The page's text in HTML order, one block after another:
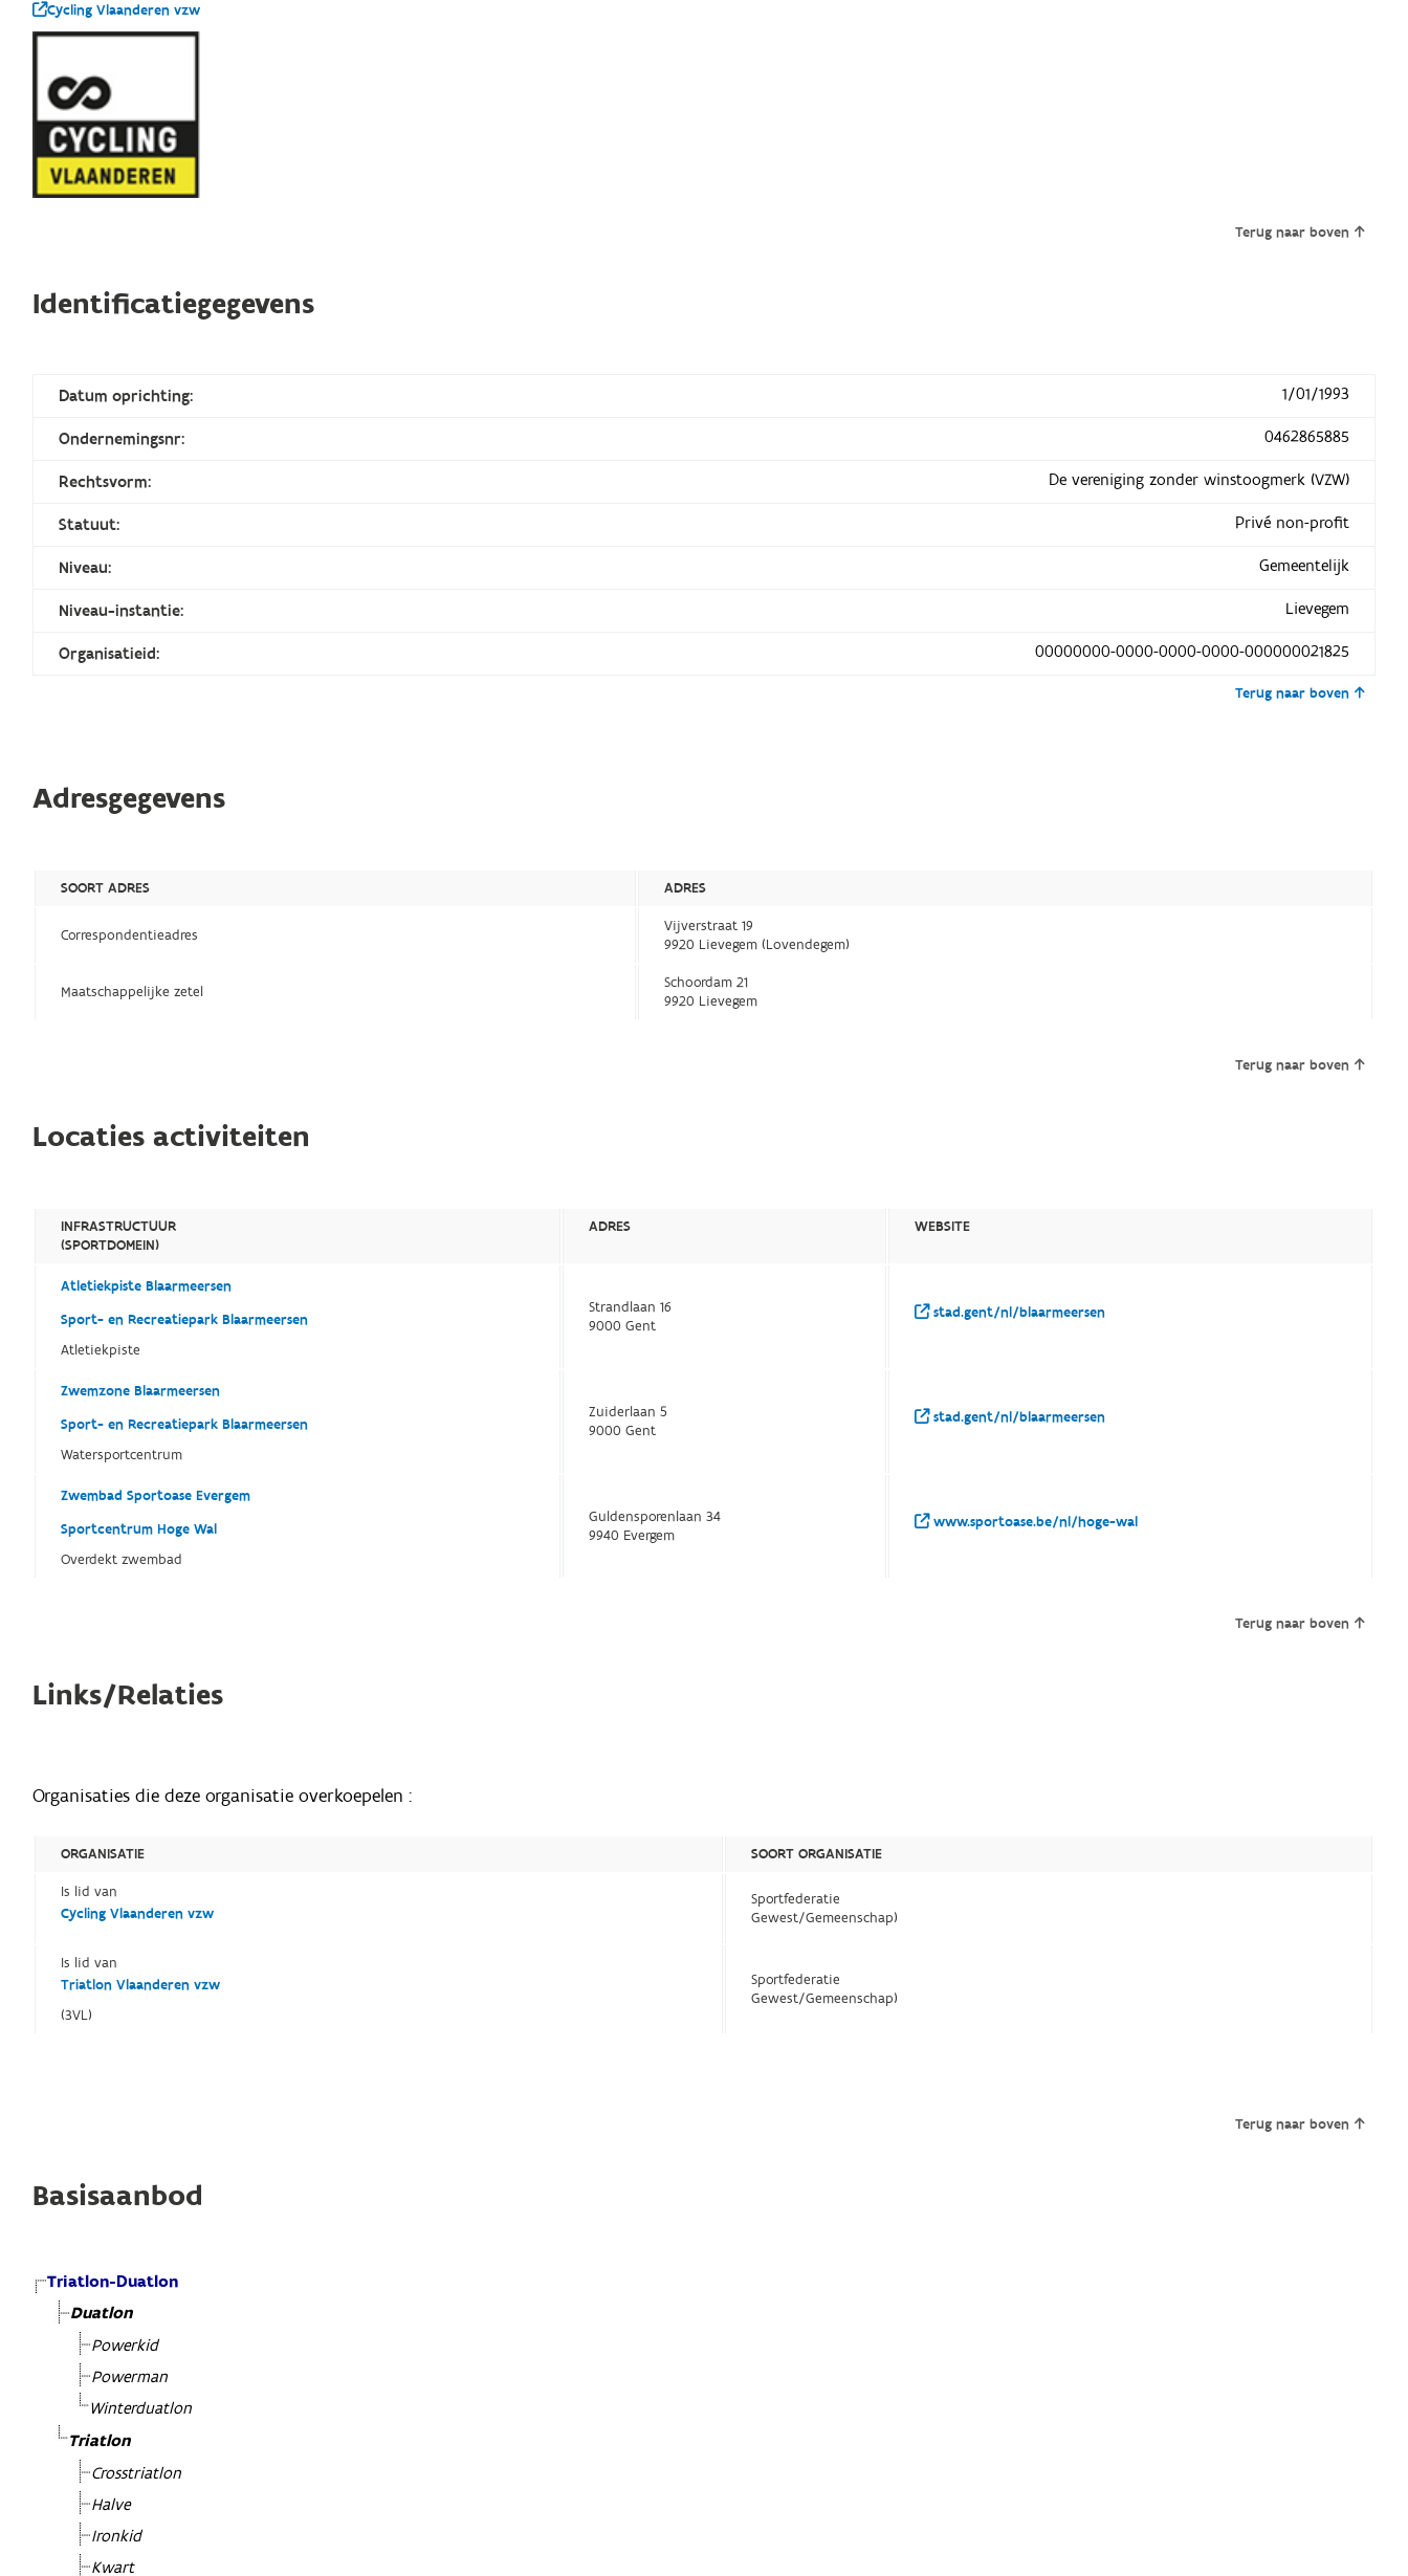
Cycling Vlaanderen vzw
Terug naar boven
Identificatiegegevens
Datum oprichting: 1/01/1993
Ondernemingsnr: 0462865885
Rechtsvorm: De vereniging zonder winstoogmerk (VZW)
Statuut: Privé non-profit
Niveau: Gemeentelijk
Niveau-instantie: Lievegem
Organisatieid: 00000000-0000-0000-0000-000000021825
Terug naar boven
Adresgegevens
SOORT ADRES ADRES
Correspondentieadres
Vijverstraat 19
9920 Lievegem (Lovendegem)
Maatschappelijke zetel
Schoordam 21
9920 Lievegem
Terug naar boven
Locaties activiteiten
INFRASTRUCTUUR
(SPORTDOMEIN)
ADRES WEBSITE
Atletiekpiste Blaarmeersen
Sport- en Recreatiepark Blaarmeersen
Atletiekpiste
Strandlaan 16
9000 Gent
stad.gent/nl/blaarmeersen
Zwemzone Blaarmeersen
Sport- en Recreatiepark Blaarmeersen
Watersportcentrum
Zuiderlaan 5
9000 Gent
stad.gent/nl/blaarmeersen
Zwembad Sportoase Evergem
Sportcentrum Hoge Wal
Overdekt zwembad
Guldensporenlaan 34
9940 Evergem
www.sportoase.be/nl/hoge-wal
Terug naar boven
Links/Relaties
Organisaties die deze organisatie overkoepelen :
ORGANISATIE
SOORT ORGANISATIE
Is lid van
Cycling Vlaanderen vzw
Sportfederatie
Gewest/Gemeenschap)
Is lid van
Triatlon Vlaanderen vzw
(3VL)
Sportfederatie
Gewest/Gemeenschap)
Terug naar boven
Basisaanbod
Triatlon-Duatlon
Duatlon
Powerkid
Powerman
Winterduatlon
Triatlon
Crosstriatlon
Halve
Ironkid
Kwart